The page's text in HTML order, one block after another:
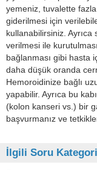
yemeniz, tuvalette fazla
giderilmesi için
kullanabilirsiniz.
verilmesi ile
bağlanması gibi hasta
daha düşük oranda
Hemoroidinize bağlı
yapabilir. Ayrıca bu
(kolon kanseri vs.) bir
başvurmanız ve
İlgili Soru